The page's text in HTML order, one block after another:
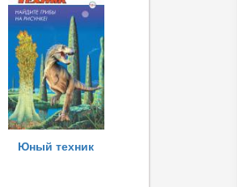
Юный техник